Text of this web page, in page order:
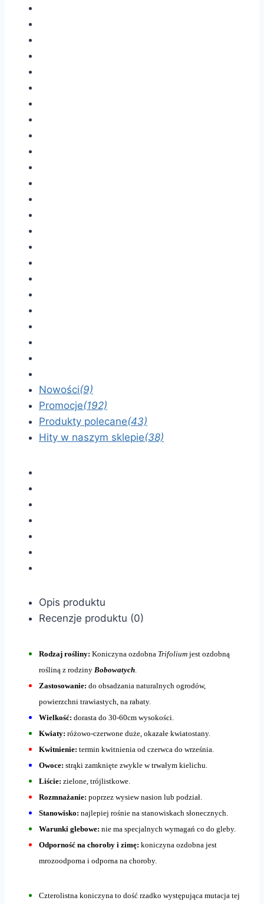
Nowości(9)
Promocje(192)
Produkty polecane(43)
Hity w naszym sklepie(38)
Opis produktu
Recenzje produktu (0)
Rodzaj rośliny: Koniczyna ozdobna Trifolium jest ozdobną
rośliną z rodziny Bobowatych
Zastosowanie: do obsadzania naturalnych ogrodów,
powierzchni trawiastych, na rabaty.
Wielkość: dorasta do 30-60cm wysokości.
Kwiaty: różowo-czerwone duże, okazałe kwiatostany.
Kwitnienie: termin kwitnienia od czerwca do września.
Owoce: strąki zamknięte zwykle w trwałym kielichu.
Liście: zielone, trójlistkowe.
Rozmnażanie: poprzez wysiew nasion lub podział.
Stanowisko: najlepiej rośnie na stanowiskach słonecznych.
Warunki glebowe: nie ma specjalnych wymagań co do gleby.
Odporność na choroby i zimę: koniczyna ozdobna jest
mrozoodporna i odporna na choroby.
Czterolistna koniczyna to dość rzadko występująca mutacja tej